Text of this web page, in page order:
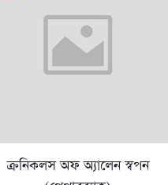
ক্রনিকলস অফ অ্যালেন স্বপন